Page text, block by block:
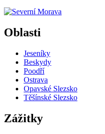
Oblasti
Jeseníky
Beskydy
Poodří
Ostrava
Opavské Slezsko
Těšínské Slezsko
Zážitky